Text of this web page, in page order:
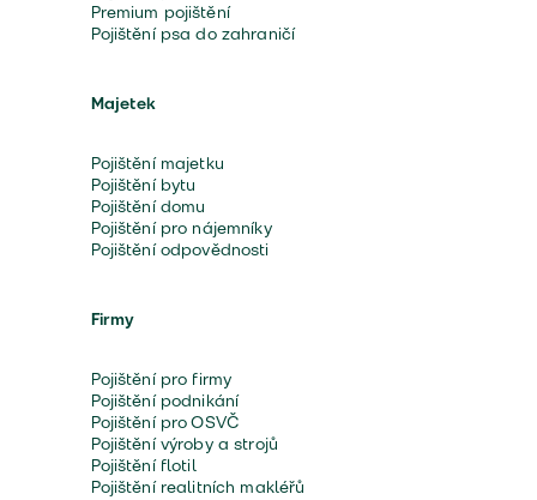
Premium pojištění
Pojištění psa do zahraničí
Majetek
Pojištění majetku
Pojištění bytu
Pojištění domu
Pojištění pro nájemníky
Pojištění odpovědnosti
Firmy
Pojištění pro firmy
Pojištění podnikání
Pojištění pro OSVČ
Pojištění výroby a strojů
Pojištění flotil
Pojištění realitních makléřů